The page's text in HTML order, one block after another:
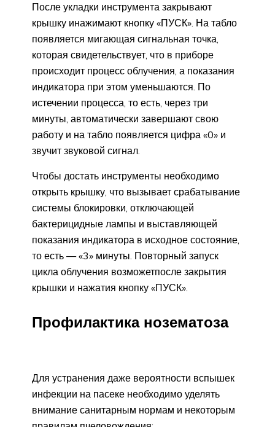
После укладки инструмента закрывают
крышку инажимают кнопку «ПУСК». На табло
появляется мигающая сигнальная точка,
которая свидетельствует, что в приборе
происходит процесс облучения, а показания
индикатора при этом уменьшаются. По
истечении процесса, то есть, через три
минуты, автоматически завершают свою
работу и на табло появляется цифра «0» и
звучит звуковой сигнал.
Чтобы достать инструменты необходимо
открыть крышку, что вызывает срабатывание
системы блокировки, отключающей
бактерицидные лампы и выставляющей
показания индикатора в исходное состояние,
то есть — «3» минуты. Повторный запуск
цикла облучения возможетпосле закрытия
крышки и нажатия кнопку «ПУСК».
Профилактика нозематоза
Для устранения даже вероятности вспышек
инфекции на пасеке необходимо уделять
внимание санитарным нормам и некоторым